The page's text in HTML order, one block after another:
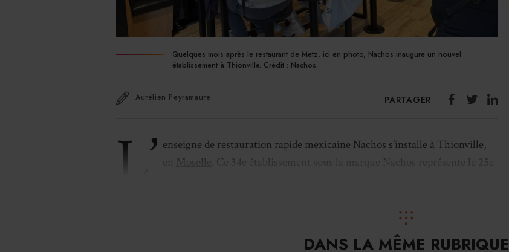
Quelques mois après le restaurant de Metz, ici en photo, Nachos inaugure un nouvel
établissement à Thionville. Crédit : Nachos.
Aurélien Peyramaure PARTAGER
L’ enseigne de restauration rapide mexicaine Nachos s’installe à Thionville,
Moselle
. Ce 34e établissement sous la marque Nachos représente le 25e
de commerce en franchise dirige déjà le restaurant en franchise Nachos de
(Moselle), ouvert en octobre 2025. De plus, le restaurant Nachos de Thionville
DANS LA MÊME RUBRIQUE